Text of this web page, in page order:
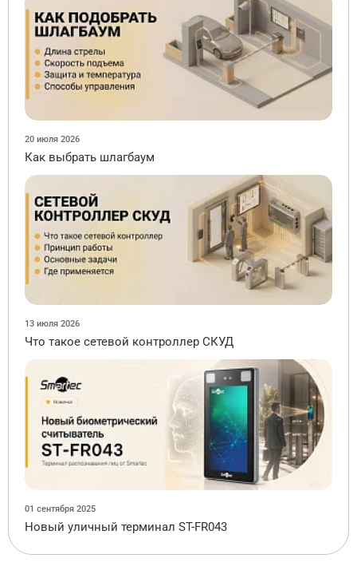
20 июля 2026
Как выбрать шлагбаум
13 июля 2026
Что такое сетевой контроллер СКУД
01 сентября 2025
Новый уличный терминал ST-FR043